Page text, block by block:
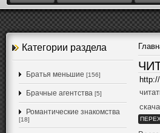
Категории раздела
Братья меньшие [156]
Брачные агентства [5]
Романтические знакомства
[18]